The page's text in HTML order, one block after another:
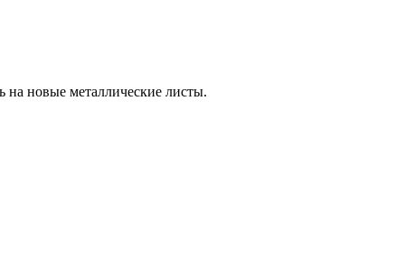
на новые металлические листы.